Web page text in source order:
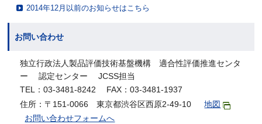
2014年12月以前のお知らせはこちら
お問い合わせ
独立行政法人製品評価技術基盤機構 適合性評価推進センタ
ー 認定センター JCSS担当
TEL：03-3481-8242 FAX：03-3481-1937
住所：〒151-0066 東京都渋谷区西原2-49-10
地図
お問い合わせフォームへ